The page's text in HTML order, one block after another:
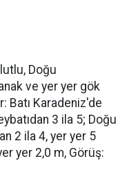
Doğu
ve yer yer gök
Batı Karadeniz'de
3 ila 5; Doğu
2 ila 4, yer yer 5
yer 2,0 m, Görüş: